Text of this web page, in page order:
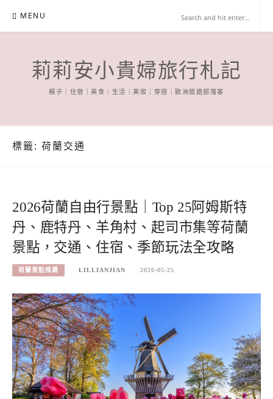
content
MENU
莉莉安小貴婦旅行札記
親子｜住宿｜美食｜生活｜美妝｜穿搭｜歐洲旅遊部落客
標籤: 荷蘭交通
2026荷蘭自由行景點｜Top 25阿姆斯特
丹、鹿特丹、羊角村、起司市集等荷蘭
景點，交通、住宿、季節玩法全攻略
荷蘭景點推薦 LILLIANJIAN 2026-05-25